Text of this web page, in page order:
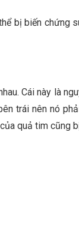
bị biến chứng
Cái này là
trái nên nó
quả tim cũng